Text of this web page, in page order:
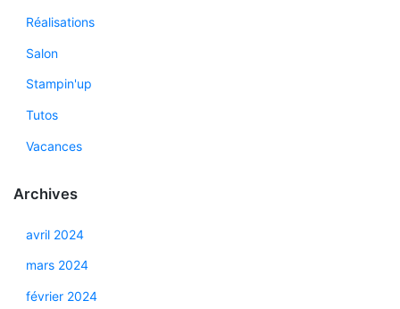
Réalisations
Salon
Stampin'up
Tutos
Vacances
Archives
avril 2024
mars 2024
février 2024